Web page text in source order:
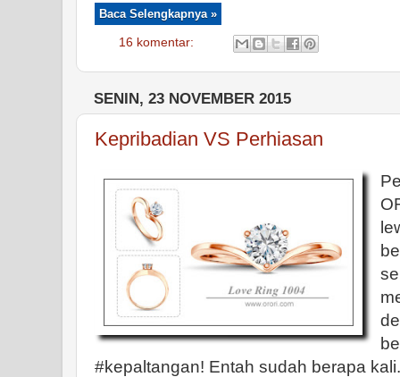
Baca Selengkapnya »
16 komentar:
SENIN, 23 NOVEMBER 2015
Kepribadian VS Perhiasan
#kepaltangan! Entah sudah berapa